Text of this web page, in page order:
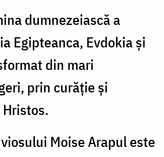
dumnezeiască a
Egipteanca, Evdokia şi
din mari
prin curăţie şi
Moise Arapul este